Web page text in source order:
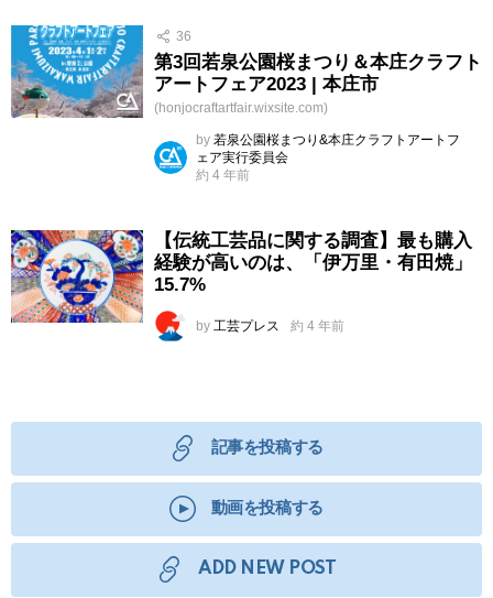
36
第3回若泉公園桜まつり＆本庄クラフト
アートフェア2023 | 本庄市
(honjocraftartfair.wixsite.com)
by 若泉公園桜まつり&本庄クラフトアートフ
ェア実行委員会
約 4 年前
【伝統工芸品に関する調査】最も購入
経験が高いのは、「伊万里・有田焼」
15.7%
by 工芸プレス 約 4 年前
記事を投稿する
動画を投稿する
ADD NEW POST